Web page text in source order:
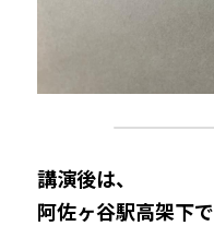
講演後は、
阿佐ヶ谷駅高架下で